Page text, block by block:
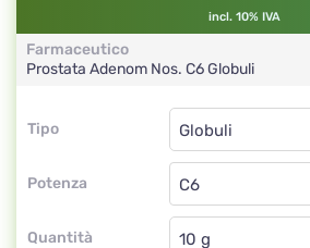
incl. 10% IVA
Farmaceutico
Prostata Adenom Nos. C6Globuli
Tipo
Tipo
Potenza
Globuli
C6
Quantità
Globuli